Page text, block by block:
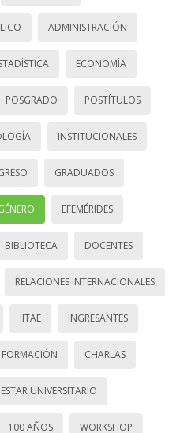
ADMINISTRACIÓN
ECONOMÍA
POSGRADO POSTÍTULOS
INSTITUCIONALES
GRADUADOS
EFEMÉRIDES
BIBLIOTECA DOCENTES
RELACIONES INTERNACIONALES
IITAE INGRESANTES
FORMACIÓN CHARLAS
UNIVERSITARIO
100 AÑOS WORKSHOP